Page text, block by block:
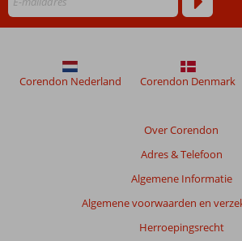
Over Corendon
Adres & Telefoon
Algemene Informatie
Algemene voorwaarden en
Herroepingsrecht
Corendon Nederland Corendon Denmark